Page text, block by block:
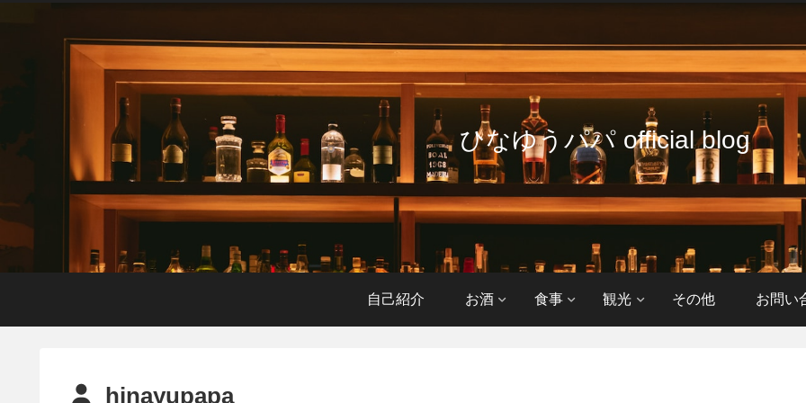
ひなゆうパパ official blog
自己紹介 お酒 食事 観光 その他 お問い
hinayupapa